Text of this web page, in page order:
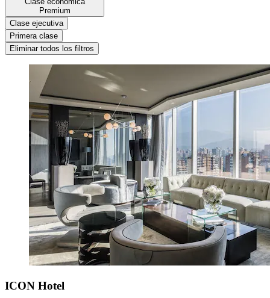
Premium
Clase ejecutiva
Primera clase
Eliminar todos los filtros
ICON Hotel